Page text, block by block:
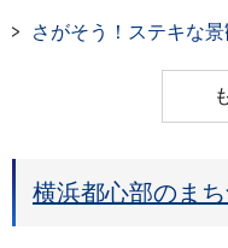
さがそう！ステキな
横浜都心部のまち